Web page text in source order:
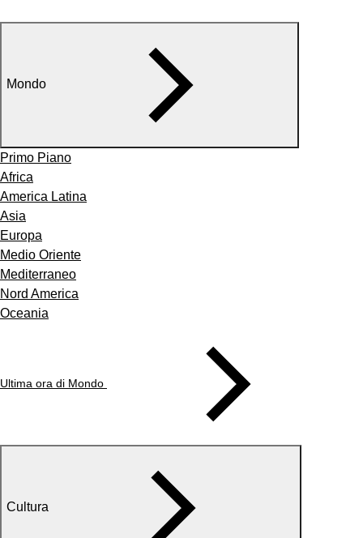
Mondo
Primo Piano
Africa
America Latina
Asia
Europa
Medio Oriente
Mediterraneo
Nord America
Oceania
Ultima ora di Mondo
Cultura